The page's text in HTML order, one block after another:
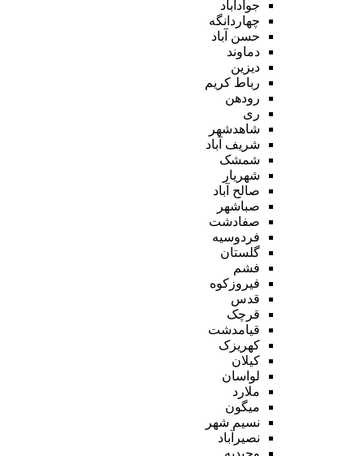
جوادآباد
چهاردانگه
حسن آباد
دماوند
دیزین
رباط کریم
رودهن
ری
شاهدشهر
شریف آباد
شمشک
شهریار
صالح آباد
صباشهر
صفادشت
فردوسیه
گلستان
فشم
فیروزکوه
قدس
قرچک
قیامدشت
کهریزک
کیلان
لواسان
ملارد
میگون
نسیم شهر
نصیرآباد
وحیدیه